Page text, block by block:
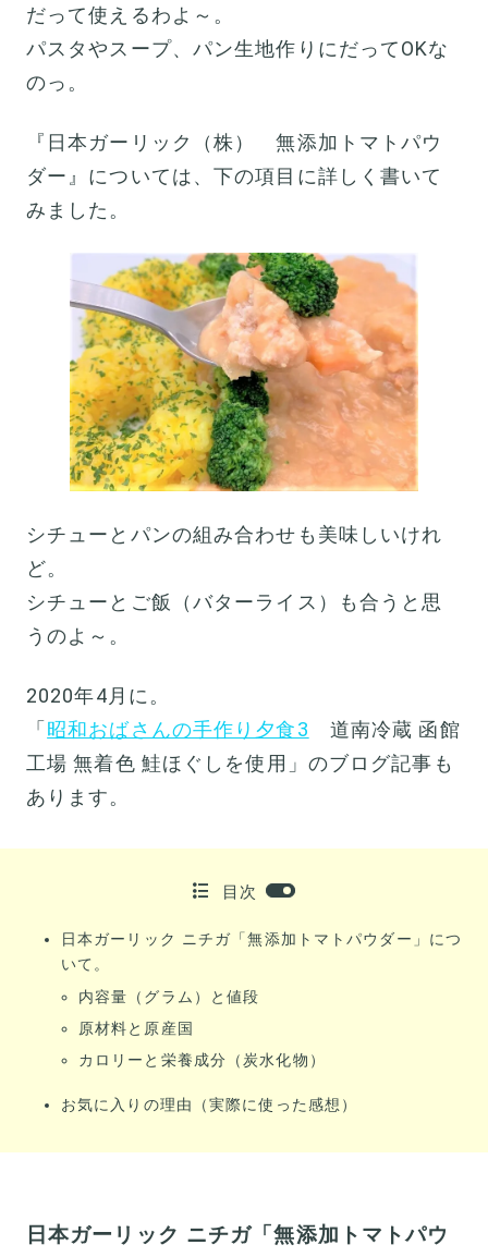
だって使えるわよ～。
パスタやスープ、パン生地作りにだってOKな
のっ。
『日本ガーリック（株） 無添加トマトパウ
ダー』については、下の項目に詳しく書いて
みました。
シチューとパンの組み合わせも美味しいけれ
ど。
シチューとご飯（バターライス）も合うと思
うのよ～。
2020年4月に。
「 昭和おばさんの手作り夕食3 道南冷蔵 函館
工場 無着色 鮭ほぐしを使用」のブログ記事も
あります。
目次
日本ガーリック ニチガ「無添加トマトパウダー」につ
いて。
内容量（グラム）と値段
原材料と原産国
カロリーと栄養成分（炭水化物）
お気に入りの理由（実際に使った感想）
日本ガーリック ニチガ「無添加トマトパウ